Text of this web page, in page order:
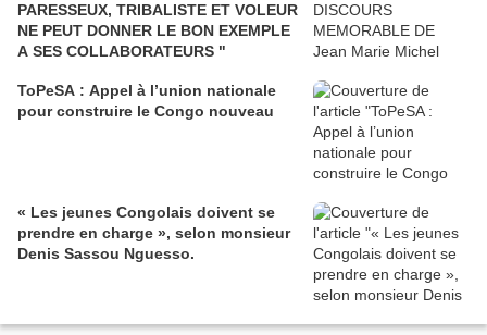
PARESSEUX, TRIBALISTE ET VOLEUR
NE PEUT DONNER LE BON EXEMPLE
A SES COLLABORATEURS "
ToPeSA : Appel à l’union nationale
pour construire le Congo nouveau
« Les jeunes Congolais doivent se
prendre en charge », selon monsieur
Denis Sassou Nguesso.